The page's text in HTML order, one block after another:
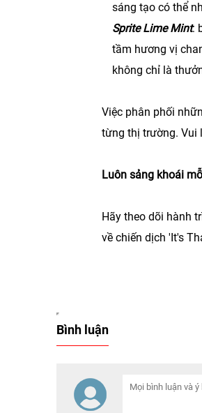
sáng tạo có thể
Sprite Lime Mint:
tầm hương vị
không chỉ là
Việc phân phối
từng thị trường. Vui
Luôn sảng khoái
Hãy theo dõi hành
về chiến dịch 'It's
Bình luận